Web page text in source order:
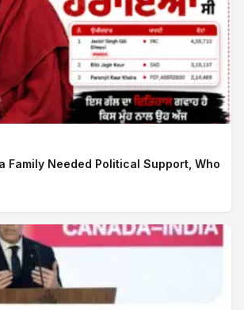
Family Needed Political Support, Who